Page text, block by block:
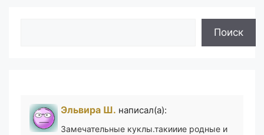
Поиск
Эльвира Ш. написал(а):
Замечательные куклы.такииие родные и